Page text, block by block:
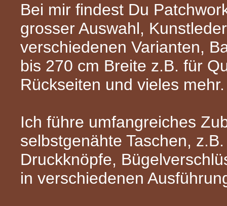
Bei mir findest Du
grosser Auswahl,
verschiedenen Varianten,
bis 270 cm Breite z.B. für
Rückseiten und vieles mehr.
Ich führe umfangreiches
selbstgenähte Taschen,
Druckknöpfe,
in verschiedenen